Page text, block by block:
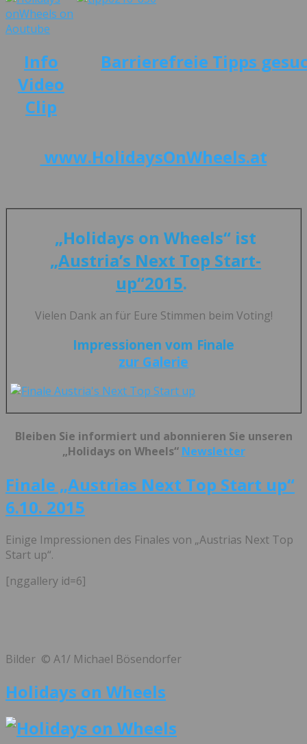
Info
Video
Clip
Barrierefreie Tipps
www.HolidaysOnWheels.at
„Holidays on Wheels“ ist
„Austria’s Next Top Start-
up“2015.
Vielen Dank an für Eure Stimmen beim Voting!
Impressionen vom Finale
zur Galerie
Bleiben Sie informiert und abonnieren Sie unseren
„Holidays on Wheels“ Newsletter
Finale „Austrias Next Top Start up“
6.10. 2015
Einige Impressionen des Finales von „Austrias Next Top
Start up“.
[nggallery id=6]
Bilder © A1/ Michael Bösendorfer
Holidays on Wheels